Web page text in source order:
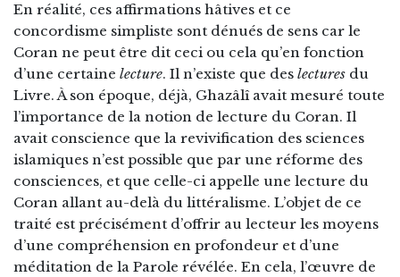
En réalité, ces affirmations hâtives et ce
concordisme simpliste sont dénués de sens car le
Coran ne peut être dit ceci ou cela qu’en fonction
d’une certaine lecture. Il n’existe que des lectures du
Livre. À son époque, déjà, Ghazâlî avait mesuré toute
l’importance de la notion de lecture du Coran. Il
avait conscience que la revivification des sciences
islamiques n’est possible que par une réforme des
consciences, et que celle-ci appelle une lecture du
Coran allant au-delà du littéralisme. L’objet de ce
traité est précisément d’offrir au lecteur les moyens
d’une compréhension en profondeur et d’une
méditation de la Parole révélée. En cela, l’œuvre de